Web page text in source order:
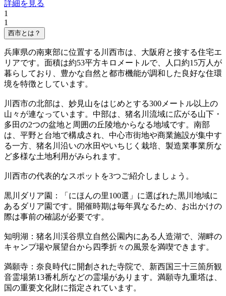
詳細を見る
1
1
西市とは？
兵庫県の南東部に位置する川西市は、大阪府と接する住宅エ
リアです。面積は約53平方キロメートルで、人口約15万人が
暮らしており、豊かな自然と都市機能が調和した良好な住環
境を特徴としています。
川西市の北部は、妙見山をはじめとする300メートル以上の
山々が連なっています。中部は、猪名川流域に広がる山下・
多田の2つの盆地と周囲の丘陵地からなる地域です。南部
は、平野と台地で構成され、中心市街地や商業施設が集中す
る一方、猪名川沿いの水田やいちじく栽培、製造業事業所な
ど多様な土地利用がみられます。
川西市の代表的なスポットを3つご紹介しましょう。
黒川ダリア園：「にほんの里100選」に選ばれた黒川地域に
あるダリア園です。開催時期は毎年異なるため、お出かけの
際は事前の確認が必要です。
知明湖：猪名川渓谷県立自然公園内にある人造湖で、湖畔の
キャンプ場や展望台から四季折々の風景を満喫できます。
満願寺：奈良時代に開創された寺院で、新西国三十三箇所観
音霊場第13番札所などの霊場があります。満願寺九重塔は、
国の重要文化財に指定されています。